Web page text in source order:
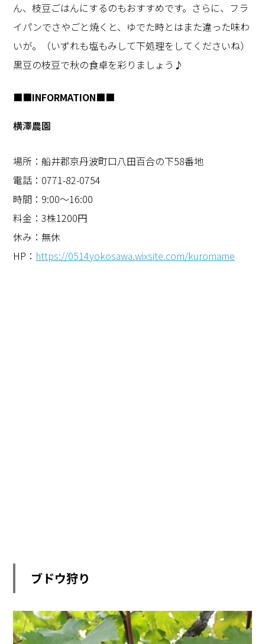
ん、枝豆ごはんにするのもおすすめです。さらに、フラ
イパンでさやごと焼くと、ゆでた時とはまた違った味わ
いが。（いずれも塩もみして下処理をしてくださいね）
黒豆の枝豆で秋の食卓を彩りましょう♪
■■INFORMATION■■
横澤農園
場所：船井郡京丹波町口八田百合の下58番地
電話： 0771-82-0754
時間： 9:00～16:00
料金：3株1200円
休み：無休
HP ： https://0514yokosawa.wixsite.com/kuromame
ブドウ狩り